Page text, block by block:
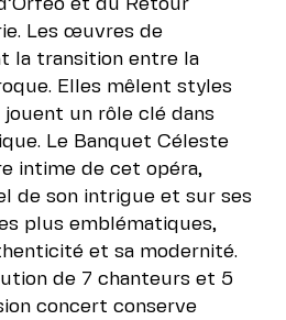
et du Retour
Les œuvres de
la transition entre la
Elles mêlent styles
un rôle clé dans
Le Banquet Céleste
intime de cet opéra,
de son intrigue et sur ses
plus emblématiques,
et sa modernité.
de 7 chanteurs et 5
concert conserve